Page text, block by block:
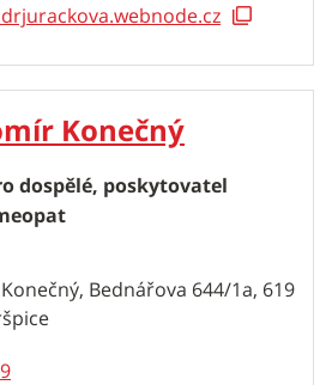
Konečný
dospělé, poskytovatel
Bednářova 644/1a, 619